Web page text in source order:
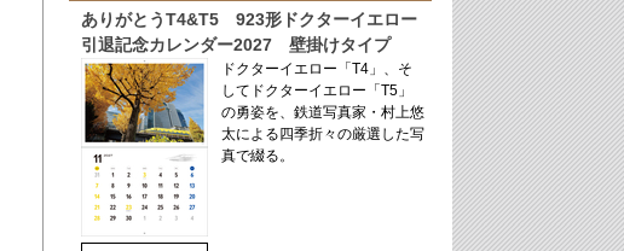
ありがとうT4&T5 923形ドクターイエロー
引退記念カレンダー2027 壁掛けタイプ
ドクターイエロー「T4」、そ
してドクターイエロー「T5」
の勇姿を、鉄道写真家・村上悠
太による四季折々の厳選した写
真で綴る。